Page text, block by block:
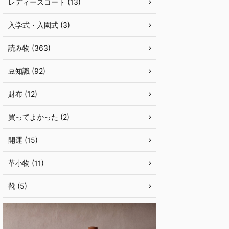
入学式・入園式 (3)
読み物 (363)
豆知識 (92)
財布 (12)
買ってよかった (2)
開運 (15)
革小物 (11)
靴 (5)